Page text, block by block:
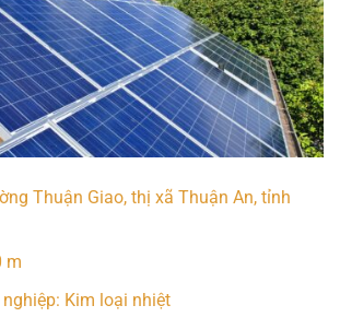
Thuận Giao, thị xã Thuận An, tỉnh
m
Kim loại nhiệt